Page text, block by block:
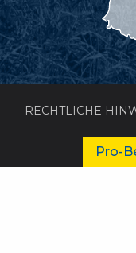
RECHTLICHE
Pro-